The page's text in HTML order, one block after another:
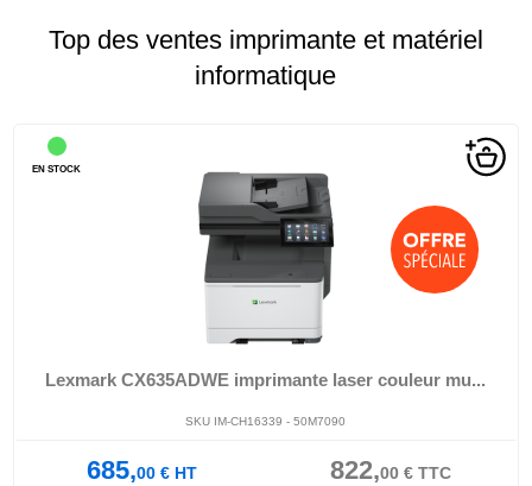
Top des ventes imprimante et matériel
informatique
Lexmark CX635ADWE imprimante laser couleur mu...
SKU IM-CH16339 - 50M7090
685,00€HT 822,00€TTC
EN STOCK